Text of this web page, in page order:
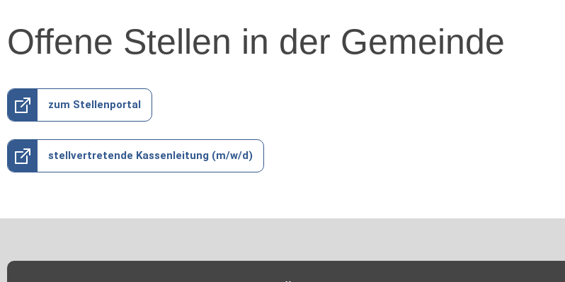
Offene Stellen in der Gemeinde
zum Stellenportal
stellvertretende Kassenleitung (m/w/d)